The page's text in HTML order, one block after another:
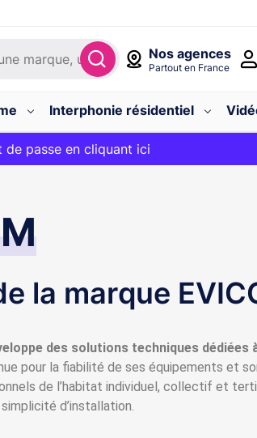
Nos agences
Partout en France
Interphonie résidentiel
24/48h gratuite avec le code
passe en cliquant ici
la marque
des solutions techniques dédiées
pour la fiabilité de ses équipements et
de l’habitat individuel, collectif et
d’installation.